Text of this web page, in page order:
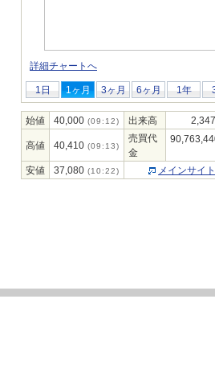
詳細チャートへ
1日 1ヶ月 3ヶ月 6ヶ月 1年
始値 40,000 (09:12) 出来高
高値 40,410 (09:13)
売買代
金
安値 37,080 (10:22) メインサイ